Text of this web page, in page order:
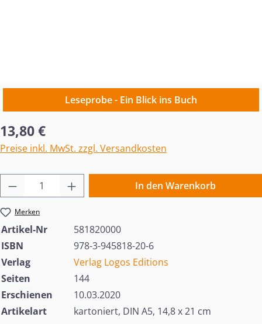
Leseprobe - Ein Blick ins Buch
Regulärer Preis:
13,80 €
Preise inkl. MwSt. zzgl. Versandkosten
Produkt Anzahl: Gib den gewünschten
In den Warenkorb
Merken
Artikel-Nr
581820000
ISBN
978-3-945818-20-6
Verlag
Verlag Logos Editions
Seiten
144
Erschienen
10.03.2020
Artikelart
kartoniert, DIN A5, 14,8 x 21 cm